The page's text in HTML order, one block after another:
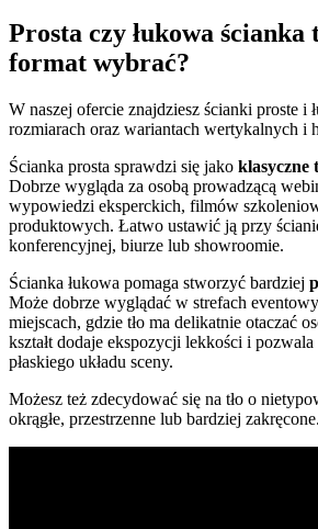
Prosta czy łukowa
format wybrać?
W naszej ofercie znajdziesz ścianki proste i
rozmiarach oraz wariantach wertykalnych i
Ścianka prosta sprawdzi się jako klasyczne
Dobrze wygląda za osobą prowadzącą
wypowiedzi eksperckich, filmów
produktowych. Łatwo ustawić ją przy
konferencyjnej, biurze lub showroomie.
Ścianka łukowa pomaga stworzyć bardziej
Może dobrze wyglądać w strefach
miejscach, gdzie tło ma delikatnie otaczać
kształt dodaje ekspozycji lekkości i
płaskiego układu sceny.
Możesz też zdecydować się na tło o
okrągłe, przestrzenne lub bardziej zakręcone.